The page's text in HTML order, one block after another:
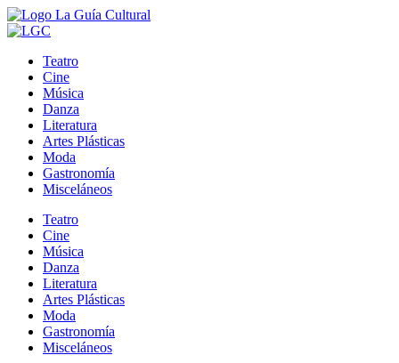
Teatro
Cine
Música
Danza
Literatura
Artes Plásticas
Moda
Gastronomía
Misceláneos
Teatro
Cine
Música
Danza
Literatura
Artes Plásticas
Moda
Gastronomía
Misceláneos